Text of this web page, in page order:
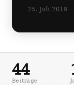
25. Juli 2019
44
Beiträge